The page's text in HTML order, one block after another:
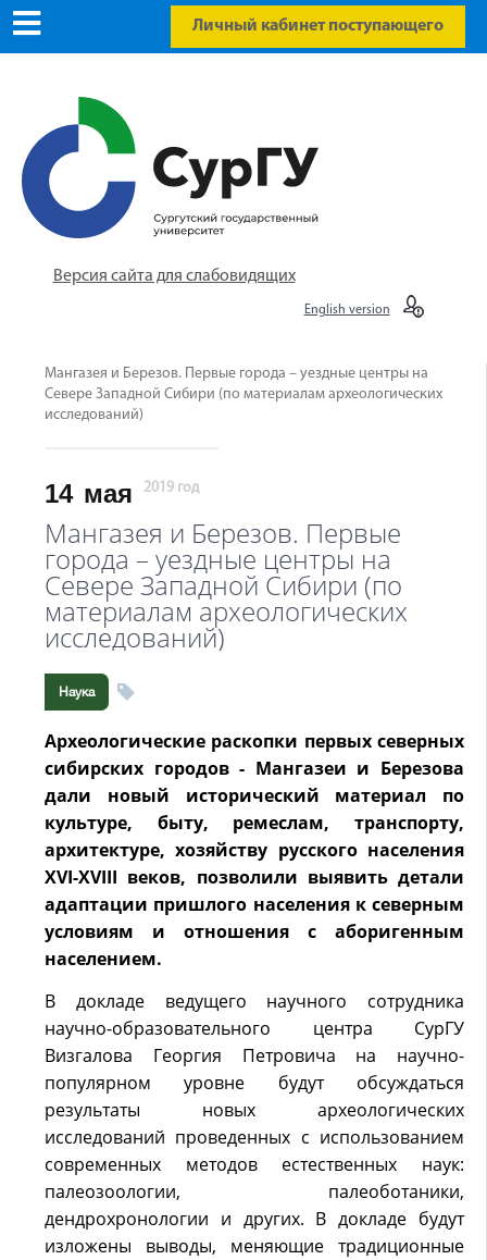
Личный кабинет поступающего
Версия сайта для слабовидящих
English version
Мангазея и Березов. Первые города – уездные центры на
Севере Западной Сибири (по материалам археологических
исследований)
14 мая 2019 год
Мангазея и Березов. Первые
города – уездные центры на
Севере Западной Сибири (по
материалам археологических
исследований)
Наука
Археологические раскопки первых северных
сибирских городов - Мангазеи и Березова
дали новый исторический материал по
культуре, быту, ремеслам, транспорту,
архитектуре, хозяйству русского населения
XVI-XVIII веков, позволили выявить детали
адаптации пришлого населения к северным
условиям и отношения с аборигенным
населением.
В докладе ведущего научного сотрудника
научно-образовательного центра СурГУ
Визгалова Георгия Петровича на научно-
популярном уровне будут обсуждаться
результаты новых археологических
исследований проведенных с использованием
современных методов естественных наук:
палеозоологии, палеоботаники,
дендрохронологии и других. В докладе будут
изложены выводы, меняющие традиционные